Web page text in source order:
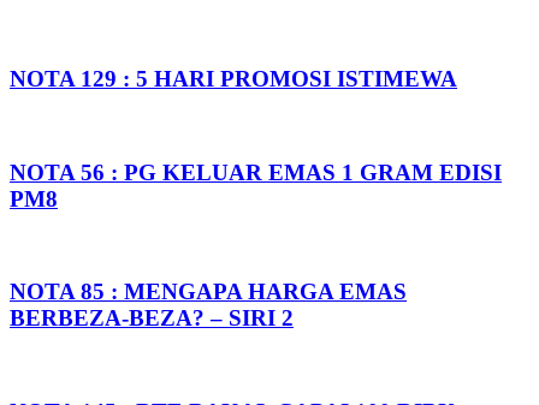
NOTA 129 : 5 HARI PROMOSI ISTIMEWA
NOTA 56 : PG KELUAR EMAS 1 GRAM EDISI
PM8
NOTA 85 : MENGAPA HARGA EMAS
BERBEZA-BEZA? – SIRI 2